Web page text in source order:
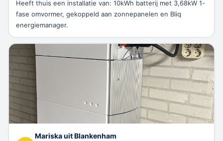
Heeft thuis een installatie van: 10kWh batterij met 3,68kW 1-
fase omvormer, gekoppeld aan zonnepanelen en Bliq
energiemanager.
Mariska uit Blankenham